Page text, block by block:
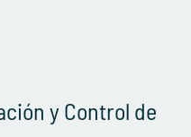
y Control de